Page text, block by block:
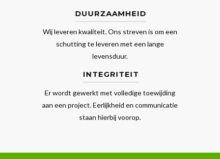
DUURZAAMHEID
Wij leveren kwaliteit. Ons streven is om een
schutting te leveren met een lange
levensduur.
INTEGRITEIT
Er wordt gewerkt met volledige toewijding
aan een project. Eerlijkheid en communicatie
staan hierbij voorop.